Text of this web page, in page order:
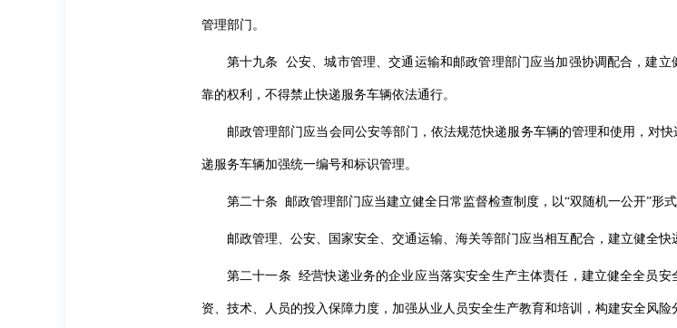
管理部门。
第十九条 公安、城市管理、交通运输和邮政管理部门应当加强协调配合，建
靠的权利，不得禁止快递服务车辆依法通行。
邮政管理部门应当会同公安等部门，依法规范快递服务车辆的管理和使用，对
递服务车辆加强统一编号和标识管理。
第二十条 邮政管理部门应当建立健全日常监督检查制度，以“双随机一公开”形式
邮政管理、公安、国家安全、交通运输、海关等部门应当相互配合，建立健全快
第二十一条 经营快递业务的企业应当落实安全生产主体责任，建立健全全员
资、技术、人员的投入保障力度，加强从业人员安全生产教育和培训，构建安全风